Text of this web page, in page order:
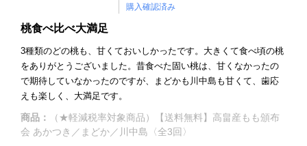
購入確認済み
桃食べ比べ大満足
3種類のどの桃も、甘くておいしかったです。大きくて食べ頃の桃
をありがとうございました。昔食べた固い桃は、甘くなかったの
で期待していなかったのですが、まどかも川中島も甘くて、歯応
えも楽しく、大満足です。
商品：
（★軽減税率対象商品）【送料無料】高畠産もも頒布
会 あかつき／まどか／川中島〈全3回〉